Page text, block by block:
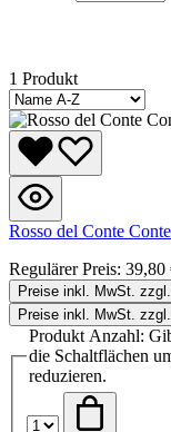
1 Produkt
Rosso del Conte
Regulärer Preis: 39,80
Preise inkl. MwSt.
Preise inkl. MwSt.
Produkt Anzahl:
die Schaltflächen
reduzieren.